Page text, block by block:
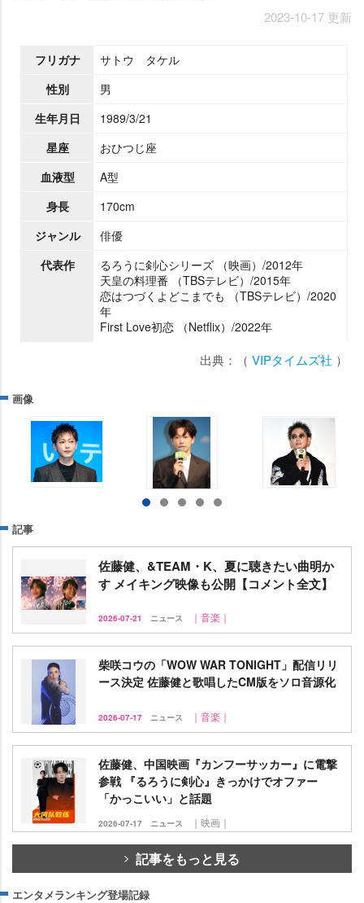
2023-10-17 更新
フリガナ
サトウ タケル
性別
男
生年月日
1989/3/21
星座
おひつじ座
血液型
A型
身長
170cm
ジャンル
俳優
代表作
るろうに剣心シリーズ （映画）/2012年
天皇の料理番 （TBSテレビ）/2015年
恋はつづくよどこまでも （TBSテレビ）/2020
年
First Love初恋 （Netflix）/2022年
出典：（ VIPタイムズ社 ）
画像
記事
佐藤健、&TEAM・K、夏に聴きたい曲明か
す メイキング映像も公開【コメント全文】
2026-07-21 ニュース ｜音楽｜
柴咲コウの「WOW WAR TONIGHT」配信リリ
ース決定 佐藤健と歌唱したCM版をソロ音源化
2026-07-17 ニュース ｜音楽｜
佐藤健、中国映画『カンフーサッカー』に電撃
参戦 『るろうに剣心』きっかけでオファー
「かっこいい」と話題
2026-07-17 ニュース ｜映画｜
記事をもっと見る
エンタメランキング登場記録